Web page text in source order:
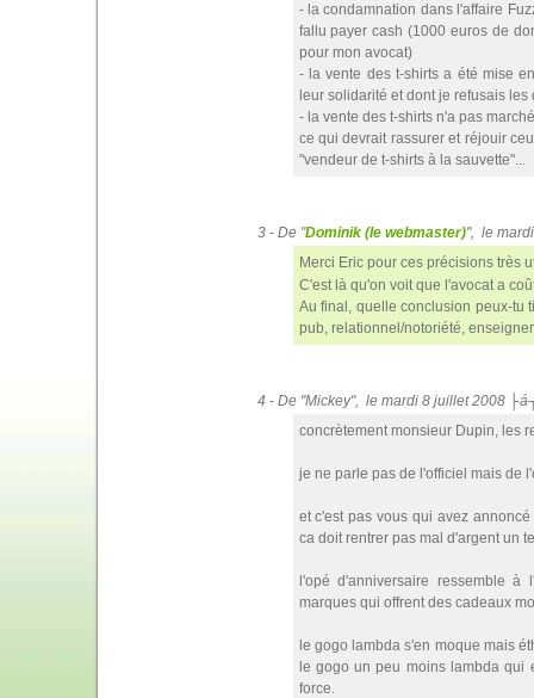
- la condamnation dans l'affaire
fallu payer cash (1000 euros de
pour mon avocat)
- la vente des t-shirts a été mise
leur solidarité et dont je refusais les
- la vente des t-shirts n'a pas
ce qui devrait rassurer et réjouir
"vendeur de t-shirts à la sauvette"...
3 - De "Dominik (le webmaster)", le
Merci Eric pour ces précisions très
C'est là qu'on voit que l'avocat a
Au final, quelle conclusion peux-tu
pub, relationnel/notoriété,
4 - De "Mickey", le mardi 8 juillet 2008
concrètement monsieur Dupin, les
je ne parle pas de l'officiel mais de
et c'est pas vous qui avez
ca doit rentrer pas mal d'argent un
l'opé d'anniversaire ressemble
marques qui offrent des cadeaux
le gogo lambda s'en moque mais
le gogo un peu moins lambda
force.